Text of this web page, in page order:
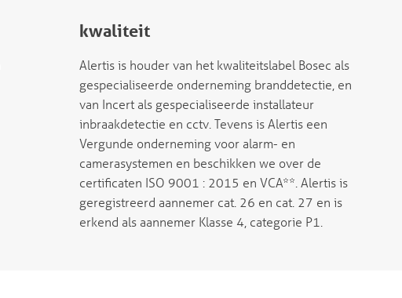
kwaliteit
Alertis is houder van het kwaliteitslabel Bosec als
gespecialiseerde onderneming branddetectie, en
van Incert als gespecialiseerde installateur
inbraakdetectie en cctv. Tevens is Alertis een
Vergunde onderneming voor alarm- en
camerasystemen en beschikken we over de
certificaten ISO 9001 : 2015 en VCA**. Alertis is
geregistreerd aannemer cat. 26 en cat. 27 en is
erkend als aannemer Klasse 4, categorie P1.